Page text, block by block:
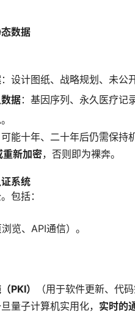
数据
：设计图纸、战略规划、未公
据：基因序列、永久医疗记录
。
能十年、二十年后仍需保持
重新加密，否则即为裸奔。
系统
包括：
浏览、API通信）。
PKI）
（用于软件更新、代
量子计算机实用化， 实时的